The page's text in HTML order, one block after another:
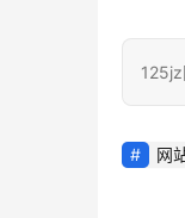
125jz
网